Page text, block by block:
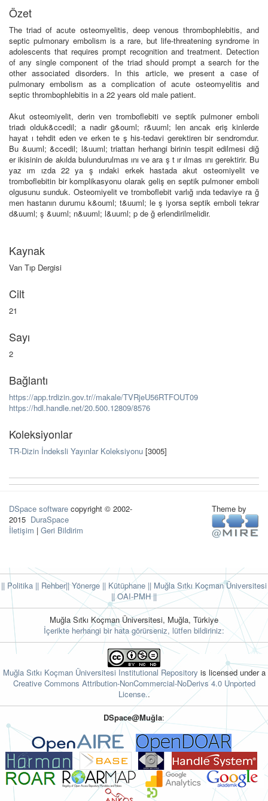
Özet
The triad of acute osteomyelitis, deep venous thrombophlebitis, and
septic pulmonary embolism is a rare, but life-threatening syndrome in
adolescents that requires prompt recognition and treatment. Detection
of any single component of the triad should prompt a search for the
other associated disorders. In this article, we present a case of
pulmonary embolism as a complication of acute osteomyelitis and
septic thrombophlebitis in a 22 years old male patient.
Akut osteomiyelit, derin ven tromboflebiti ve septik pulmoner emboli
triadı olduk&ccedil; a nadir g&ouml; r&uuml; len ancak eriş kinlerde
hayat ı tehdit eden ve erken te ş his-tedavi gerektiren bir sendromdur.
Bu &uuml; &ccedil; l&uuml; triattan herhangi birinin tespit edilmesi diğ
er ikisinin de akılda bulundurulmas ını ve ara ş t ır ılmas ını gerektirir. Bu
yaz ım ızda 22 ya ş ındaki erkek hastada akut osteomiyelit ve
tromboflebitin bir komplikasyonu olarak geliş en septik pulmoner emboli
olgusunu sunduk. Osteomiyelit ve tromboflebit varlığ ında tedaviye ra ğ
men hastanın durumu k&ouml; t&uuml; le ş iyorsa septik emboli tekrar
d&uuml; ş &uuml; n&uuml; l&uuml; p de ğ erlendirilmelidir.
Kaynak
Van Tıp Dergisi
Cilt
21
Sayı
2
Bağlantı
https://app.trdizin.gov.tr//makale/TVRjeU56RTFOUT09
https://hdl.handle.net/20.500.12809/8576
Koleksiyonlar
TR-Dizin İndeksli Yayınlar Koleksiyonu [3005]
DSpace software copyright © 2002-
2015 DuraSpace
İletişim | Geri Bildirim
Theme by
|| Politika || Rehber|| Yönerge || Kütüphane || Muğla Sıtkı Koçman Üniversitesi
||OAI-PMH ||
Muğla Sıtkı Koçman Üniversitesi, Muğla, Türkiye
İçerikte herhangi bir hata görürseniz, lütfen bildiriniz:
Muğla Sıtkı Koçman Üniversitesi Institutional Repository is licensed under a
Creative Commons Attribution-NonCommercial-NoDerivs 4.0 Unported
License..
DSpace@Muğla: